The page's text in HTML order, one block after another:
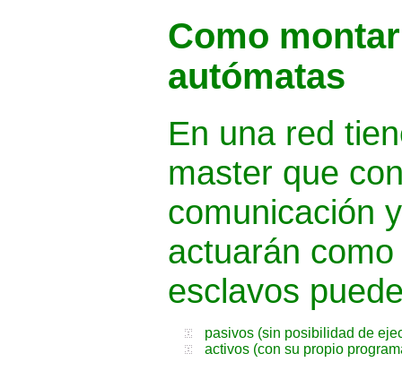
Como
autómatas
En una red
master que
comunicación
actuarán
esclavos
pasivos (sin posibilidad de
activos (con su propio